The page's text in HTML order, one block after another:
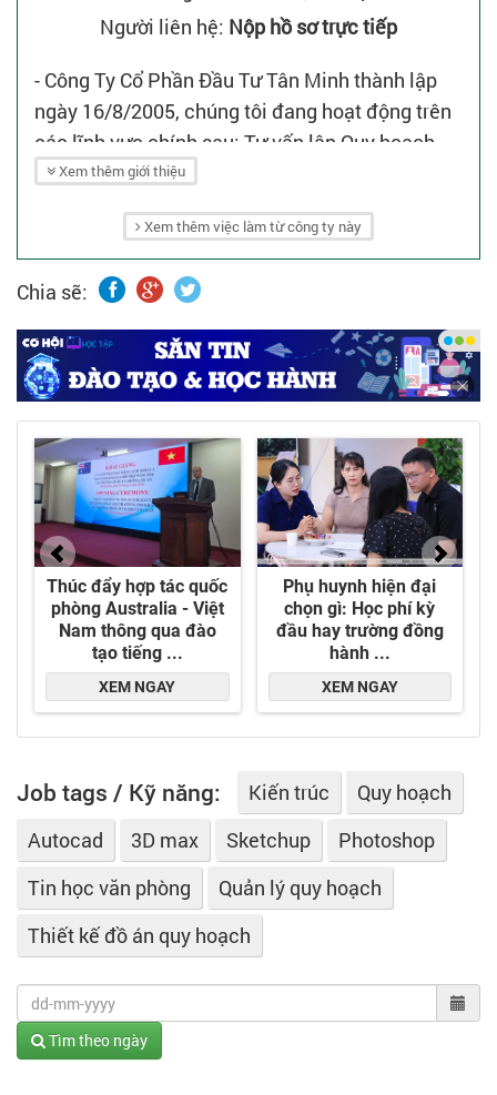
Người liên hệ: Nộp hồ sơ trực tiếp
- Công Ty Cổ Phần Đầu Tư Tân Minh thành lập
ngày 16/8/2005, chúng tôi đang hoạt động trên
các lĩnh vực chính sau: Tư vấn lập Quy hoạch,
Tư vấn lập Dự án, Tư vấn thiết kế Kiến trúc và
Khảo sát xây dựng.
Xem thêm giới thiệu
Xem thêm việc làm từ công ty này
Chia sẽ:
Job tags / Kỹ năng: Kiến trúc
Quy hoạch
Autocad
3D max Sketchup
Photoshop
Tin học văn phòng
Quản lý quy hoạch
Thiết kế đồ án quy hoạch
Tìm theo ngày